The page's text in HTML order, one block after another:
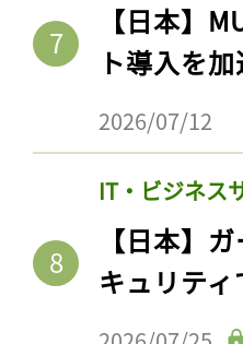
【日本】
ト導入を
2026/07/12
IT・ビジネス
【日本】
キュリテ